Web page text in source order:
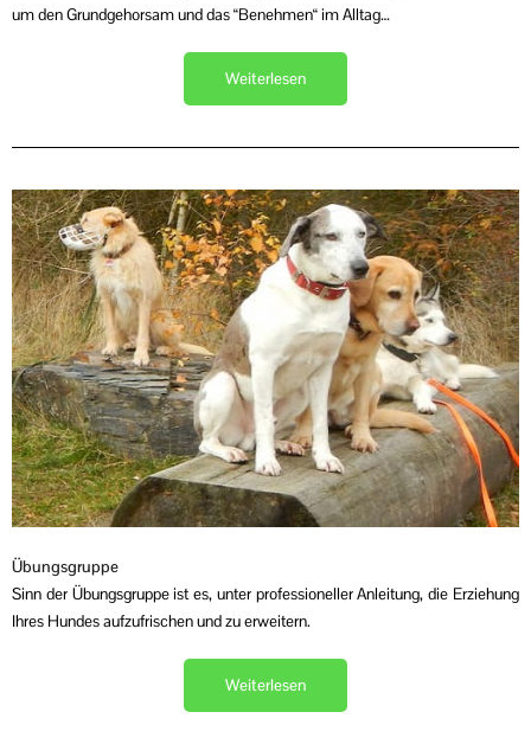
um den Grundgehorsam und das “Benehmen“ im Alltag…
Weiterlesen
Übungsgruppe
Sinn der Übungsgruppe ist es, unter professioneller Anleitung, die Erziehung
Ihres Hundes aufzufrischen und zu erweitern.
Weiterlesen